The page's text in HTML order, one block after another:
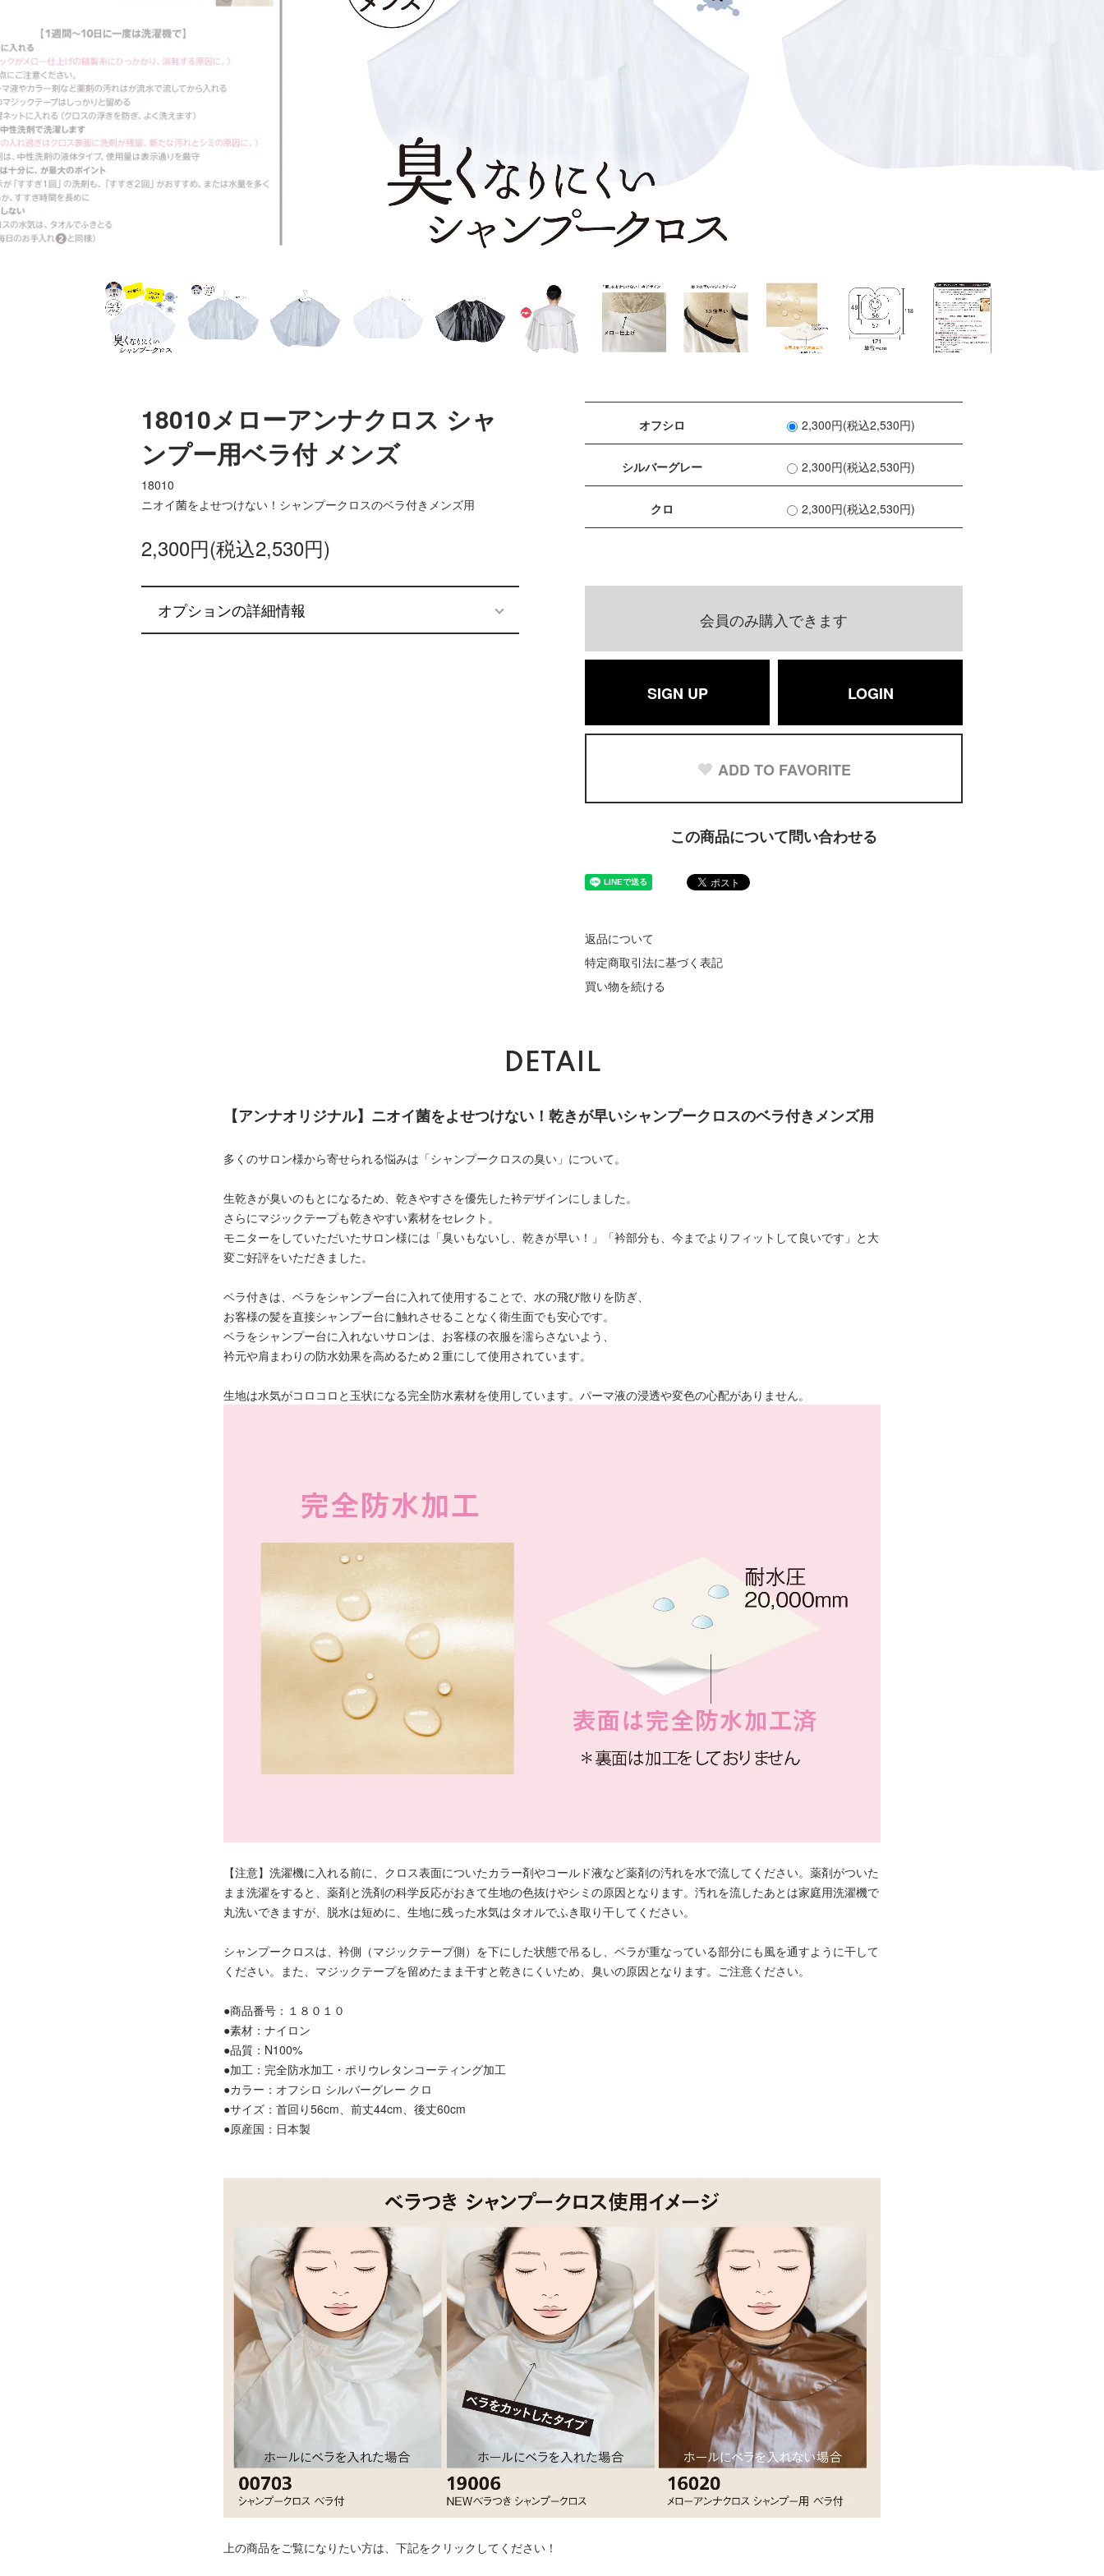
18010メローアンナクロス シャ
ンプー用ベラ付 メンズ
18010
ニオイ菌をよせつけない！シャンプークロスのベラ付きメンズ用
2,300円(税込2,530円)
オプションの詳細情報
オフシロ 2,300円(税込2,530円)
シルバーグレー 2,300円(税込2,530円)
クロ 2,300円(税込2,530円)
会員のみ購入できます
SIGN UP LOGIN
ADD TO FAVORITE
この商品について問い合わせる
返品について
特定商取引法に基づく表記
買い物を続ける
DETAIL
【アンナオリジナル】ニオイ菌をよせつけない！乾きが早いシャンプークロスのベラ付きメンズ用
多くのサロン様から寄せられる悩みは「シャンプークロスの臭い」について。
生乾きが臭いのもとになるため、乾きやすさを優先した衿デザインにしました。
さらにマジックテープも乾きやすい素材をセレクト。
モニターをしていただいたサロン様には「臭いもないし、乾きが早い！」「衿部分も、今までよりフィットして良いです」と大
変ご好評をいただきました。
ベラ付きは、ベラをシャンプー台に入れて使用することで、水の飛び散りを防ぎ、
お客様の髪を直接シャンプー台に触れさせることなく衛生面でも安心です。
ベラをシャンプー台に入れないサロンは、お客様の衣服を濡らさないよう、
衿元や肩まわりの防水効果を高めるため２重にして使用されています。
生地は水気がコロコロと玉状になる完全防水素材を使用しています。パーマ液の浸透や変色の心配がありません。
【注意】洗濯機に入れる前に、クロス表面についたカラー剤やコールド液など薬剤の汚れを水で流してください。薬剤がついた
まま洗濯をすると、薬剤と洗剤の科学反応がおきて生地の色抜けやシミの原因となります。汚れを流したあとは家庭用洗濯機で
丸洗いできますが、脱水は短めに、生地に残った水気はタオルでふき取り干してください。
シャンプークロスは、衿側（マジックテープ側）を下にした状態で吊るし、ベラが重なっている部分にも風を通すように干して
ください。また、マジックテープを留めたまま干すと乾きにくいため、臭いの原因となります。ご注意ください。
●商品番号：１８０１０
●素材：ナイロン
●品質：N100%
●加工：完全防水加工・ポリウレタンコーティング加工
●カラー：オフシロ シルバーグレー クロ
●サイズ：首回り56cm、前丈44cm、後丈60cm
●原産国：日本製
上の商品をご覧になりたい方は、下記をクリックしてください！